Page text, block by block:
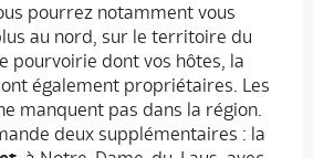
pourrez notamment vous
au nord, sur le territoire du
pourvoirie dont vos hôtes, la
également propriétaires. Les
manquent pas dans la région.
deux supplémentaires : la